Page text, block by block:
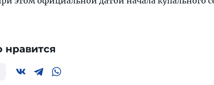
нравится